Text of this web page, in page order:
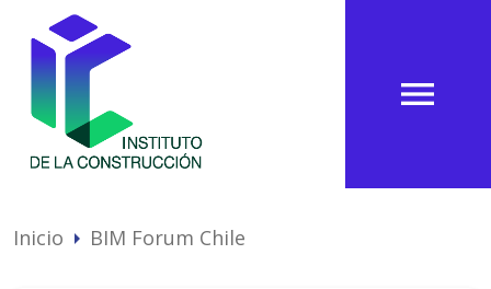
menu
Inicio arrow_right BIM Forum Chile